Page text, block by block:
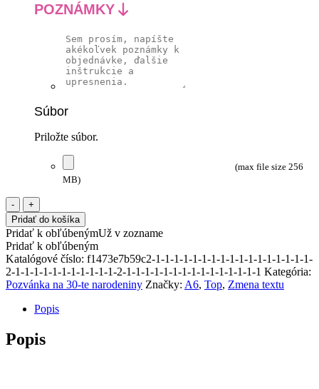
POZNÁMKY
Súbor
Priložte súbor.
(max file size 256
MB)
množstvo
Pozvánka
na
oslavu
30
narodenín
25
Pridať do košíka
Pridať k obľúbenýmUž v zozname
Pridať k obľúbeným
Katalógové číslo: f1473e7b59c2-1-1-1-1-1-1-1-1-1-1-1-1-1-1-1-1-1-
2-1-1-1-1-1-1-1-1-1-1-1-2-1-1-1-1-1-1-1-1-1-1-1-1-1-1-1 Kategória:
Pozvánka na 30-te narodeniny Značky: A6, Top, Zmena textu
Popis
Popis